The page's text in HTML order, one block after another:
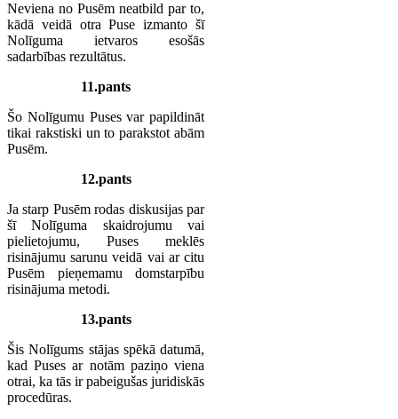
Neviena no Pusēm neatbild par to,
kādā veidā otra Puse izmanto šī
Nolīguma ietvaros esošās
sadarbības rezultātus.
11.pants
Šo Nolīgumu Puses var papildināt
tikai rakstiski un to parakstot abām
Pusēm.
12.pants
Ja starp Pusēm rodas diskusijas par
šī Nolīguma skaidrojumu vai
pielietojumu, Puses meklēs
risinājumu sarunu veidā vai ar citu
Pusēm pieņemamu domstarpību
risinājuma metodi.
13.pants
Šis Nolīgums stājas spēkā datumā,
kad Puses ar notām paziņo viena
otrai, ka tās ir pabeigušas juridiskās
procedūras.